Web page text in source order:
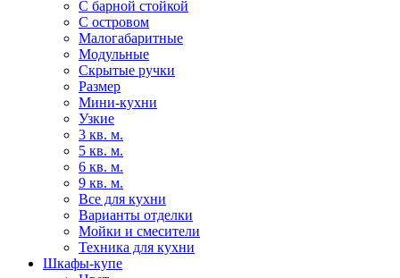
С барной стойкой
С островом
Малогабаритные
Модульные
Скрытые ручки
Размер
Мини-кухни
Узкие
3 кв. м.
5 кв. м.
6 кв. м.
9 кв. м.
Все для кухни
Варианты отделки
Мойки и смесители
Техника для кухни
Шкафы-купе